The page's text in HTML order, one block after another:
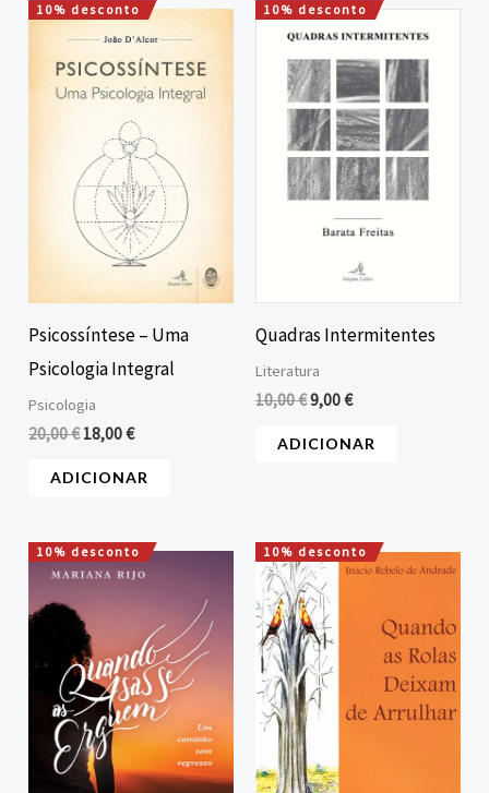
10% desconto
Psicossíntese – Uma
Psicologia Integral
Psicologia
20,00€
O
preço
original
era:
20,00 €.
18,00€
O
preço
atual
é:
18,00 €.
ADICIONAR
10% desconto
Quadras Intermitentes
Literatura
10,00€
O
preço
original
era:
10,00 €.
9,00€
O
preço
atual
é:
9,00 €.
ADICIONAR
10% desconto
O
preço
era:
18,00 €.
O
preço
16,20 €.
10% desconto
O
preço
original
era:
10,50 €.
O
preço
9,45 €.